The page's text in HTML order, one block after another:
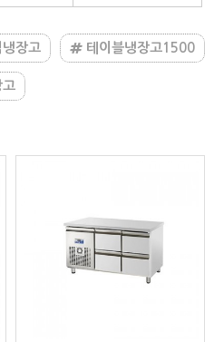
장고 테이블냉장고1500
고